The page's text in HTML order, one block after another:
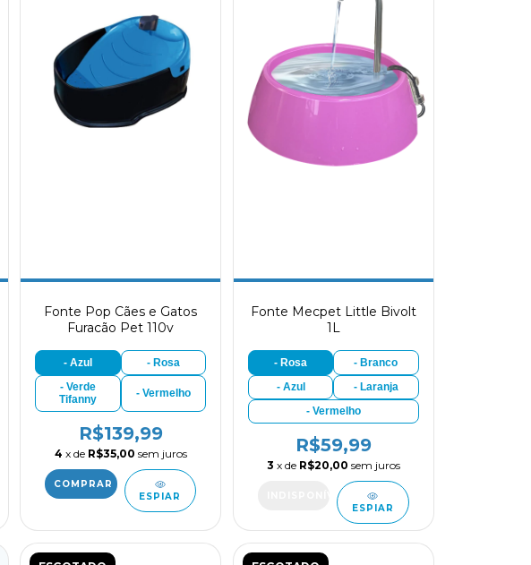
Fonte Pop Cães e Gatos
Furacão Pet 110v
- Azul
- Rosa
- Verde
Tifanny
- Vermelho
R$139,99
4 x de R$35,00 sem juros
ESPIAR
Fonte Mecpet Little Bivolt
1L
- Rosa
- Branco
- Azul
- Laranja
- Vermelho
R$59,99
3 x de R$20,00 sem juros
ESPIAR